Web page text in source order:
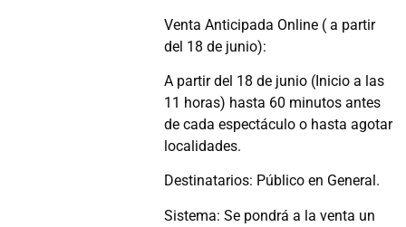
Venta Anticipada Online ( a partir
del 18 de junio):
A partir del 18 de junio (Inicio a las
11 horas) hasta 60 minutos antes
de cada espectáculo o hasta agotar
localidades.
Destinatarios: Público en General.
Sistema: Se pondrá a la venta un